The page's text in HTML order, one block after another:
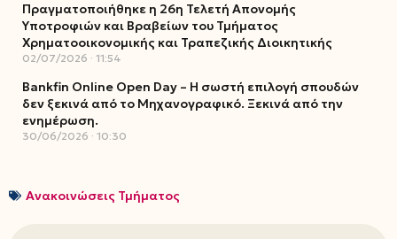
Πραγματοποιήθηκε η 26η Τελετή Απονομής
Υποτροφιών και Βραβείων του Τμήματος
Χρηματοοικονομικής και Τραπεζικής Διοικητικής
02/07/2026 11:54
Bankfin Online Open Day – Η σωστή επιλογή σπουδών
δεν ξεκινά από το Μηχανογραφικό. Ξεκινά από την
ενημέρωση.
30/06/2026 10:30
Ανακοινώσεις Τμήματος